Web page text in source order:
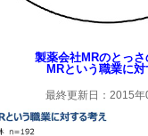
製薬会社MRのとっさ
MRという職業に対
最終更新日：2015年